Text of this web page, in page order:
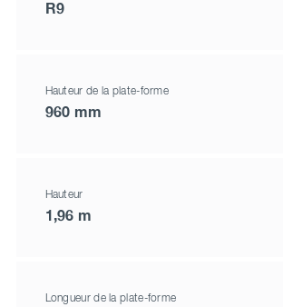
R9
Hauteur de la plate-forme
960 mm
Hauteur
1,96 m
Longueur de la plate-forme